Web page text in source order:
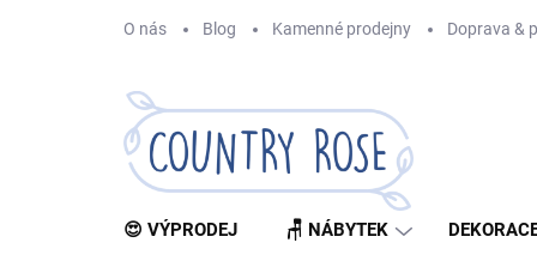
O nás Blog Kamenné prodejny Doprava &
😍 VÝPRODEJ 🪑 NÁBYTEK